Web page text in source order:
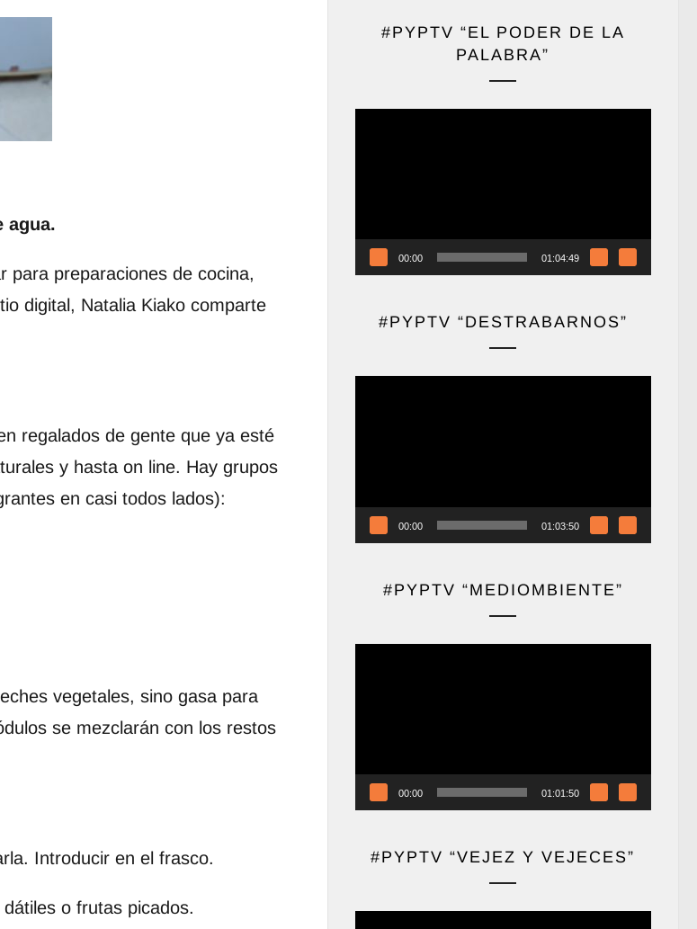
agua.
para preparaciones de cocina,
digital, Natalia Kiako comparte
regalados de gente que ya esté
y hasta on line. Hay grupos
en casi todos lados):
vegetales, sino gasa para
se mezclarán con los restos
Introducir en el frasco.
o frutas picados.
#PYPTV “EL PODER DE LA
PALABRA”
00:00 01:04:49
#PYPTV “DESTRABARNOS”
00:00 01:03:50
#PYPTV “MEDIOMBIENTE”
00:00 01:01:50
#PYPTV “VEJEZ Y VEJECES”